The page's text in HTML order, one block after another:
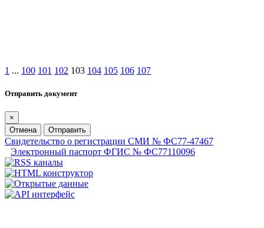
1 ... 100 101 102 103 104 105 106 107
Отправить документ
×
Отмена
Отправить
Свидетельство о регистрации СМИ № ФС77-47467
Электронный паспорт ФГИС № ФС77110096